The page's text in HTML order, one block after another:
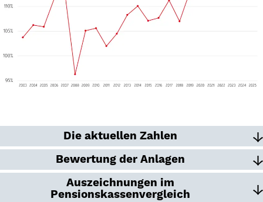
Die aktuellen Zahlen
Bewertung der Anlagen
Auszeichnungen im
Pensionskassenvergleich